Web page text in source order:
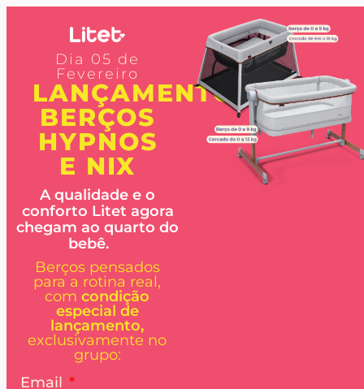
Dia 05 de
Fevereiro
LANÇAMENTO
BERÇOS
HYPNOS
E NIX
A qualidade e o
conforto Litet agora
chegam ao quarto do
bebê.
Berços pensados
para a rotina real,
com condição
especial de
lançamento,
exclusivamente no
grupo:
Email